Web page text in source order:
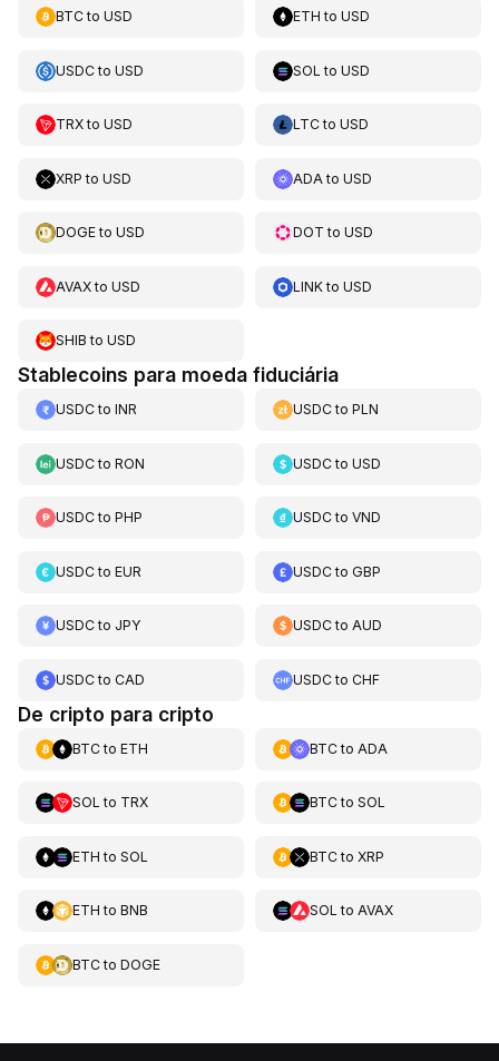
BTCto USD ETH toUSD
USDCto USD SOL toUSD
TRXto USD LTCtoUSD
XRP to USD ADA toUSD
DOGEto USD DOT toUSD
AVAXto USD LINKtoUSD
SHIB to USD
Stablecoins para moeda fiduciária
USDCto INR USDCtoPLN
USDCto RON USDCtoUSD
USDCto PHP USDCtoVND
USDCto EUR USDCtoGBP
USDCto JPY USDCtoAUD
USDCto CAD USDCtoCHF
De cripto para cripto
BTCto ETH BTCto ADA
SOL to TRX BTCto SOL
ETH to SOL BTCto XRP
ETH to BNB SOL to AVAX
BTCto DOGE